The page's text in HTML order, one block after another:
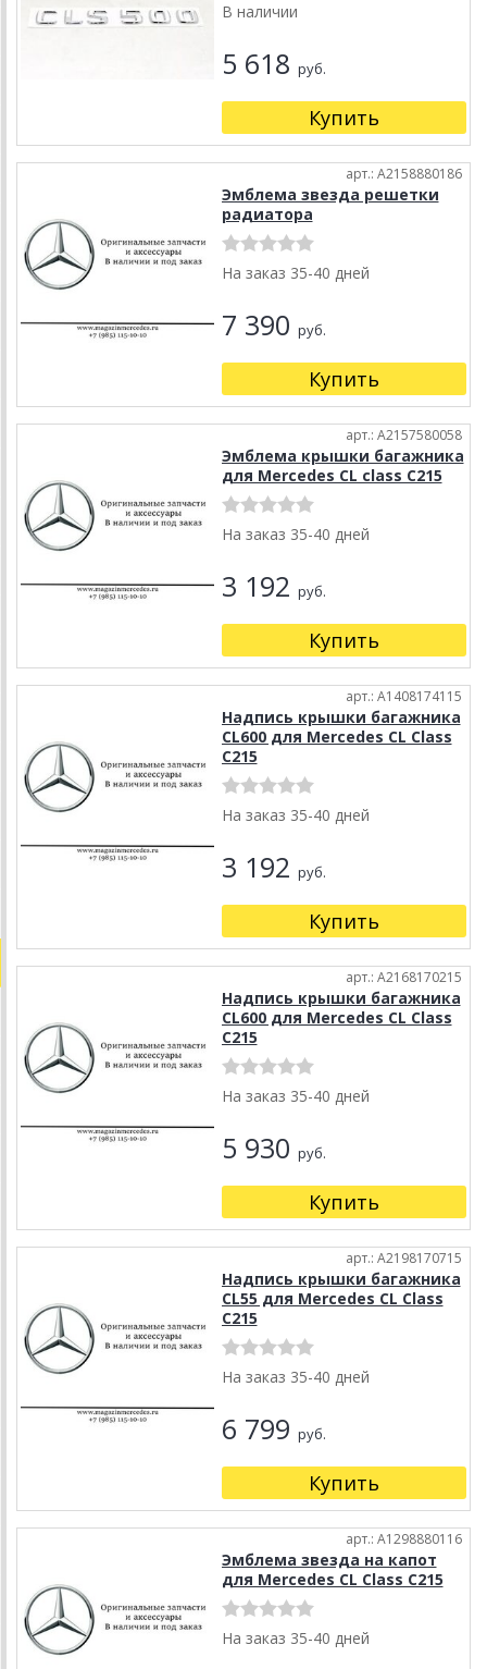
В наличии
5 618 руб.
Купить
арт.: A2158880186
Эмблема звезда решетки
радиатора
На заказ 35-40 дней
7 390 руб.
Купить
арт.: A2157580058
Эмблема крышки багажника
для Mercedes CL class C215
На заказ 35-40 дней
3 192 руб.
Купить
арт.: A1408174115
Надпись крышки багажника
CL600 для Mercedes CL Class
C215
На заказ 35-40 дней
3 192 руб.
Купить
арт.: A2168170215
Надпись крышки багажника
CL600 для Mercedes CL Class
C215
На заказ 35-40 дней
5 930 руб.
Купить
арт.: A2198170715
Надпись крышки багажника
CL55 для Mercedes CL Class
C215
На заказ 35-40 дней
6 799 руб.
Купить
арт.: A1298880116
Эмблема звезда на капот
для Mercedes CL Class C215
На заказ 35-40 дней